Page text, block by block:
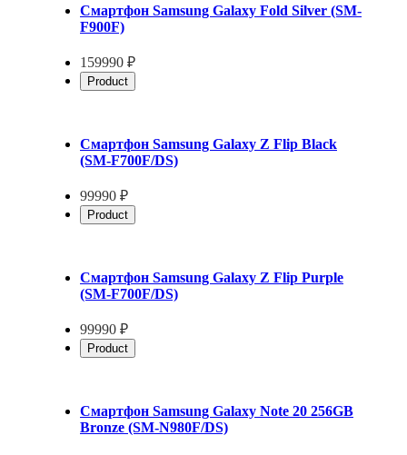
Смартфон Samsung Galaxy Fold Silver (SM-
F900F)
159990 ₽
Product
Смартфон Samsung Galaxy Z Flip Black
(SM-F700F/DS)
99990 ₽
Product
Смартфон Samsung Galaxy Z Flip Purple
(SM-F700F/DS)
99990 ₽
Product
Смартфон Samsung Galaxy Note 20 256GB
Bronze (SM-N980F/DS)